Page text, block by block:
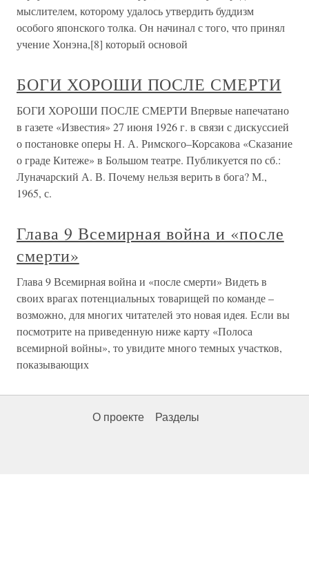
мыслителем, которому удалось утвердить буддизм
особого японского толка. Он начинал с того, что принял
учение Хонэна,[8] который основой
БОГИ ХОРОШИ ПОСЛЕ СМЕРТИ
БОГИ ХОРОШИ ПОСЛЕ СМЕРТИ Впервые напечатано
в газете «Известия» 27 июня 1926 г. в связи с дискуссией
о постановке оперы Н. А. Римского–Корсакова «Сказание
о граде Китеже» в Большом театре. Публикуется по сб.:
Луначарский А. В. Почему нельзя верить в бога? М.,
1965, с.
Глава 9 Всемирная война и «после
смерти»
Глава 9 Всемирная война и «после смерти» Видеть в
своих врагах потенциальных товарищей по команде –
возможно, для многих читателей это новая идея. Если вы
посмотрите на приведенную ниже карту «Полоса
всемирной войны», то увидите много темных участков,
показывающих
О проекте Разделы